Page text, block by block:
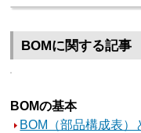
BOMに関する記事
BOMの基本
BOM（部品構成表）